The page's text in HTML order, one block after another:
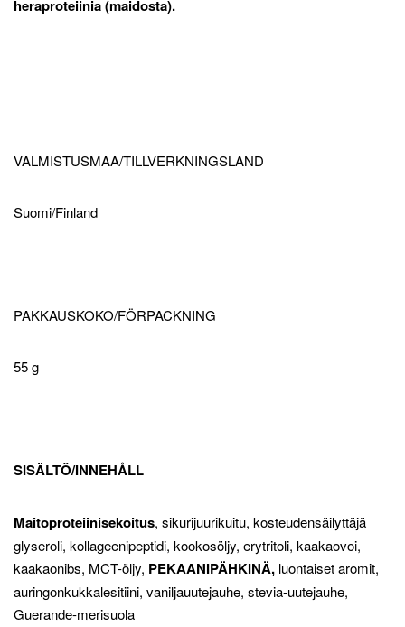
heraproteiinia (maidosta).
VALMISTUSMAA/TILLVERKNINGSLAND
Suomi/Finland
PAKKAUSKOKO/FÖRPACKNING
55 g
SISÄLTÖ/INNEHÅLL
Maitoproteiinisekoitus, sikurijuurikuitu, kosteudensäilyttäjä
glyseroli, kollageenipeptidi, kookosöljy, erytritoli, kaakaovoi,
kaakaonibs, MCT-öljy, PEKAANIPÄHKINÄ, luontaiset aromit,
auringonkukkalesitiini, vaniljauutejauhe, stevia-uutejauhe,
Guerande-merisuola